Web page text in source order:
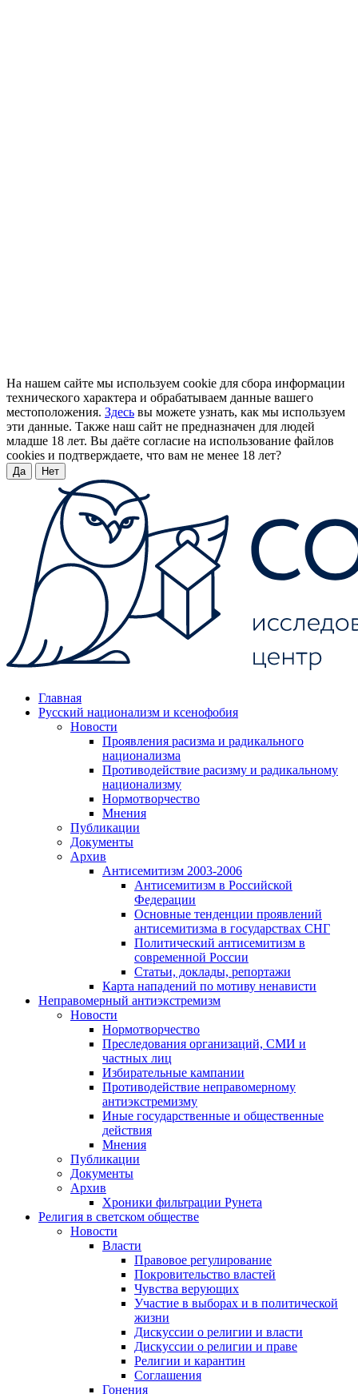
На нашем сайте мы используем cookie для сбора информации
технического характера и обрабатываем данные вашего
местоположения. Здесь вы можете узнать, как мы используем
эти данные. Также наш сайт не предназначен для людей
младше 18 лет. Вы даёте согласие на использование файлов
cookies и подтверждаете, что вам не менее 18 лет?
Да Нет
Главная
Русский национализм и ксенофобия
Новости
Проявления расизма и радикального
национализма
Противодействие расизму и радикальному
национализму
Нормотворчество
Мнения
Публикации
Документы
Архив
Антисемитизм 2003-2006
Антисемитизм в Российской
Федерации
Основные тенденции проявлений
антисемитизма в государствах СНГ
Политический антисемитизм в
современной России
Статьи, доклады, репортажи
Карта нападений по мотиву ненависти
Неправомерный антиэкстремизм
Новости
Нормотворчество
Преследования организаций, СМИ и
частных лиц
Избирательные кампании
Противодействие неправомерному
антиэкстремизму
Иные государственные и общественные
действия
Мнения
Публикации
Документы
Архив
Хроники фильтрации Рунета
Религия в светском обществе
Новости
Власти
Правовое регулирование
Покровительство властей
Чувства верующих
Участие в выборах и в политической
жизни
Дискуссии о религии и власти
Дискуссии о религии и праве
Религии и карантин
Соглашения
Гонения